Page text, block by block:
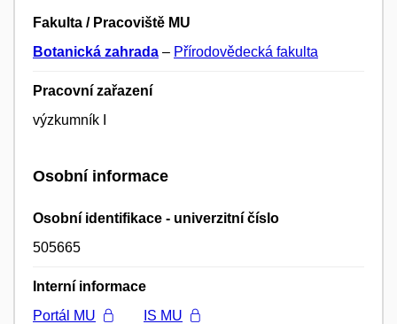
Fakulta / Pracoviště MU
Botanická zahrada – Přírodovědecká fakulta
Pracovní zařazení
výzkumník I
Osobní informace
Osobní identifikace - univerzitní číslo
505665
Interní informace
Portál MU
IS MU